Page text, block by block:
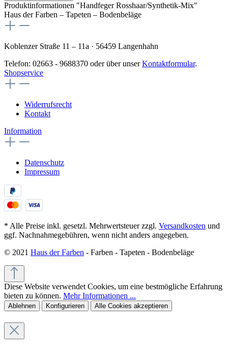
Produktinformationen "Handfeger Rosshaar/Synthetik-Mix"
Haus der Farben – Tapeten – Bodenbeläge
Koblenzer Straße 11 – 11a · 56459 Langenhahn
Telefon: 02663 - 9688370 oder über unserKontaktformular.
Shopservice
Widerrufsrecht
Kontakt
Information
Datenschutz
Impressum
* Alle Preise inkl. gesetzl. Mehrwertsteuer zzgl. Versandkosten und
ggf. Nachnahmegebühren, wenn nicht anders angegeben.
© 2021 Haus der Farben - Farben - Tapeten - Bodenbeläge
Diese Website verwendet Cookies, um eine bestmögliche Erfahrung
bieten zu können. Mehr Informationen ...
Ablehnen Konfigurieren Alle Cookies akzeptieren